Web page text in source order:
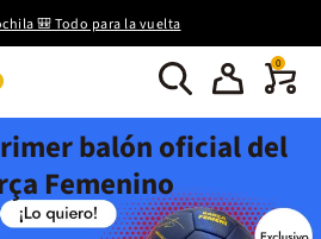
🎒 Todo para la vuelta
0
balón oficial del
Femenino